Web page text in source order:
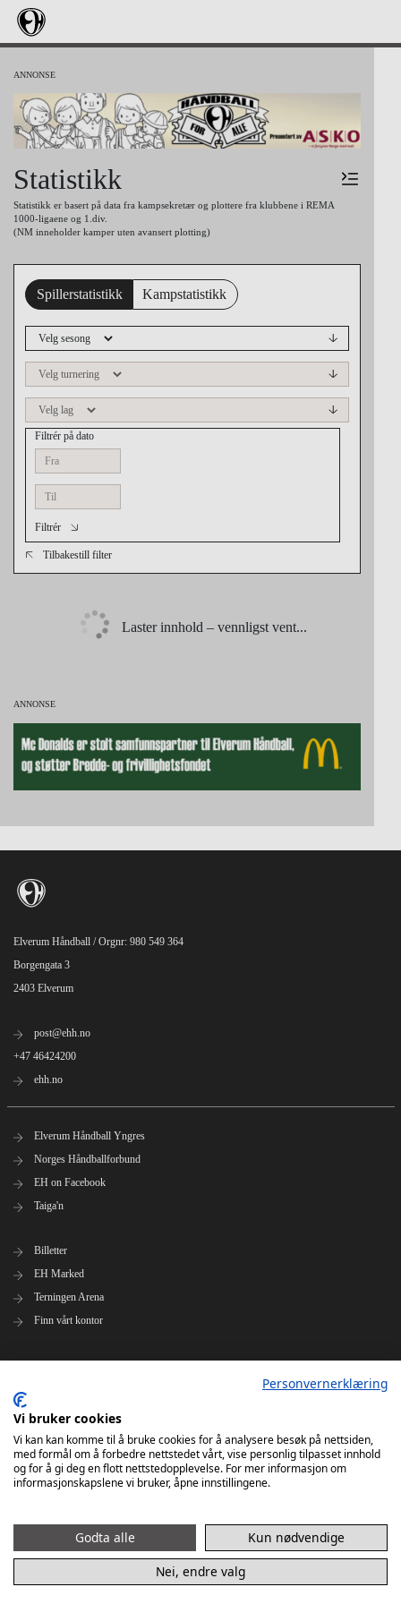
Statistikk
Statistikk er basert på data fra kampsekretær og plottere fra klubbene i REMA
1000-ligaene og 1.div.
(NM inneholder kamper uten avansert plotting)
Spillerstatistikk Kampstatistikk
Filtrér på dato
Filtrér
Tilbakestill filter
Laster innhold – vennligst vent...
Elverum Håndball / Orgnr: 980 549 364
Borgengata 3
2403 Elverum
post@ehh.no
+47 46424200
ehh.no
Elverum Håndball Yngres
Norges Håndballforbund
EH on Facebook
Taiga'n
Billetter
EH Marked
Terningen Arena
Finn vårt kontor
Administrasjonen i Elverum Håndball
Styre og utvalg
VARSLINGSRUTINER FOR ELVERUM HÅNDBALL
Personvernerklæring
Vi bruker cookies
Vi kan kan komme til å bruke cookies for å analysere besøk på nettsiden,
med formål om å forbedre nettstedet vårt, vise personlig tilpasset innhold
og for å gi deg en flott nettstedopplevelse. For mer informasjon om
informasjonskapslene vi bruker, åpne innstillingene.
Godta alle
Kun nødvendige
Nei, endre valg